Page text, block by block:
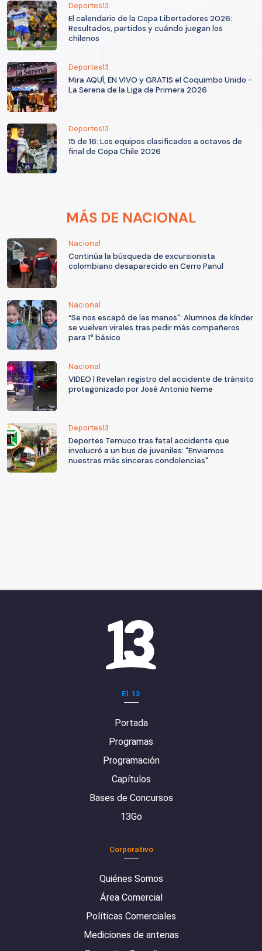
Deportes13
El calendario de la Copa Libertadores 2026:
Resultados, partidos y cuándo juegan los
chilenos
Deportes13
Mira AQUÍ, EN VIVO y GRATIS el Coquimbo Unido -
La Serena de la Liga de Primera 2026
Deportes13
15 de 16: Los equipos clasificados a octavos de
final de Copa Chile 2026
MÁS DE NACIONAL
Nacional
Continúa la búsqueda de excursionista
colombiano desaparecido en Cerro Panul
Nacional
“Se nos escapó de las manos": Alumnos de kínder
se vuelven virales tras pedir más compañeros
para 1° básico
Nacional
VIDEO | Revelan registro del accidente de tránsito
protagonizado por José Antonio Neme
Deportes13
Deportes Temuco tras fatal accidente que
involucró a un bus de juveniles: "Enviamos
nuestras más sinceras condolencias"
El 13
Portada
Programas
Programación
Capítulos
Bases de Concursos
13Go
Corporativo
Quiénes Somos
Área Comercial
Políticas Comerciales
Mediciones de antenas